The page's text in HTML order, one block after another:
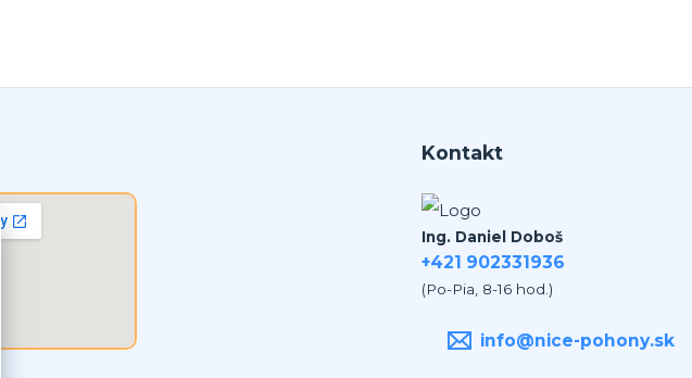
Kontakt
Ing. Daniel Doboš
+421 902331936
(Po-Pia, 8-16 hod.)
info@nice-pohony.sk